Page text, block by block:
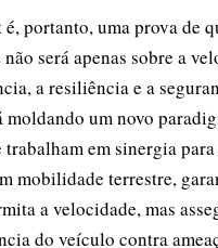
portanto, uma prova de
será apenas sobre a
a resiliência e a
moldando um novo
trabalham em sinergia
mobilidade terrestre,
a velocidade, mas
do veículo contra